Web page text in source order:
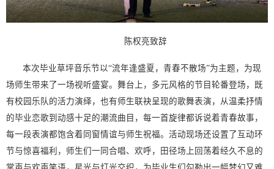
陈权亮致辞
本次毕业草坪音乐节以“流年逢盛夏，青春不散场”为主题，为现
场师生带来了一场视听盛宴。舞台上，多元风格的节目轮番登场，既
有校园乐队的活力演绎，也有师生联袂呈现的歌舞表演，从温柔抒情
的毕业恋歌到动感十足的潮流曲目，每一首旋律都诉说着青春故事，
每一段表演都饱含着同窗情谊与师生祝福。活动现场还设置了互动环
节与惊喜福利，师生们一同合唱、欢呼，田径场上回荡着经久不息的